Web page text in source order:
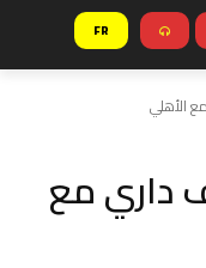
FR
الأهلي
داري مع